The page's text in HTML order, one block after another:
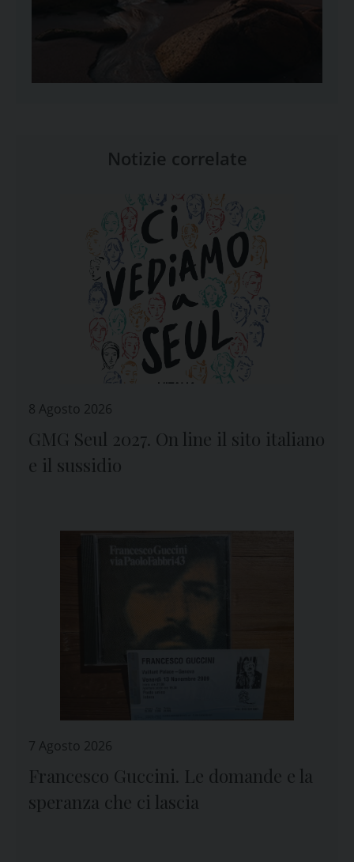
Notizie correlate
8 Agosto 2026
GMG Seul 2027. On line il sito italiano
e il sussidio
7 Agosto 2026
Francesco Guccini. Le domande e la
speranza che ci lascia